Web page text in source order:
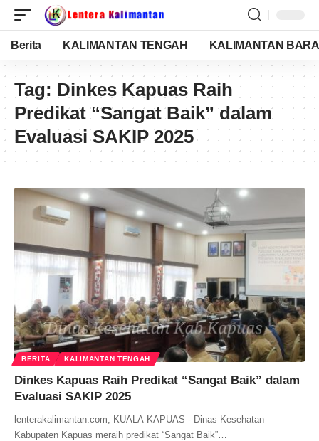
Berita KALIMANTAN TENGAH KALIMANTAN
Tag: Dinkes Kapuas Raih
Predikat “Sangat Baik” dalam
Evaluasi SAKIP 2025
BERITA KALIMANTAN TENGAH
Dinkes Kapuas Raih Predikat “Sangat Baik” dalam
Evaluasi SAKIP 2025
lenterakalimantan.com, KUALA KAPUAS - Dinas Kesehatan
Kabupaten Kapuas meraih predikat “Sangat Baik”…